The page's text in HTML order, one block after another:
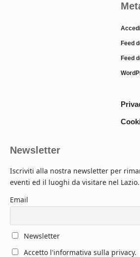
Accedi
Feed
Feed
Newsletter
Iscriviti alla nostra newsletter per
eventi ed il luoghi da visitare nel Lazio.
Email
Newsletter
Accetto l'informativa sulla privacy.